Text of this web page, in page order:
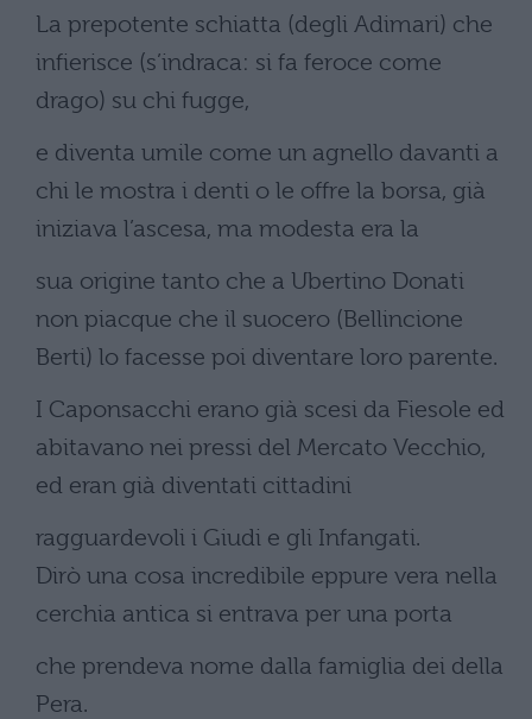
La prepotente schiatta (degli Adimari) che
infierisce (s’indraca: si fa feroce come
drago) su chi fugge,
e diventa umile come un agnello davanti a
chi le mostra i denti o le offre la borsa, già
iniziava l’ascesa, ma modesta era la
sua origine tanto che a Ubertino Donati
non piacque che il suocero (Bellincione
Berti) lo facesse poi diventare loro parente.
I Caponsacchi erano già scesi da Fiesole ed
abitavano nei pressi del Mercato Vecchio,
ed eran già diventati cittadini
ragguardevoli i Giudi e gli Infangati.
Dirò una cosa incredibile eppure vera nella
cerchia antica si entrava per una porta
che prendeva nome dalla famiglia dei della
Pera.